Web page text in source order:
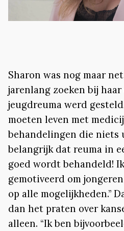
Sharon was nog maar
jarenlang zoeken bij
jeugdreuma werd
moeten leven met
behandelingen die niets
belangrijk dat reuma in
goed wordt behandeld!
gemotiveerd om
op alle mogelijkheden.”
dan het praten over
alleen. “Ik ben